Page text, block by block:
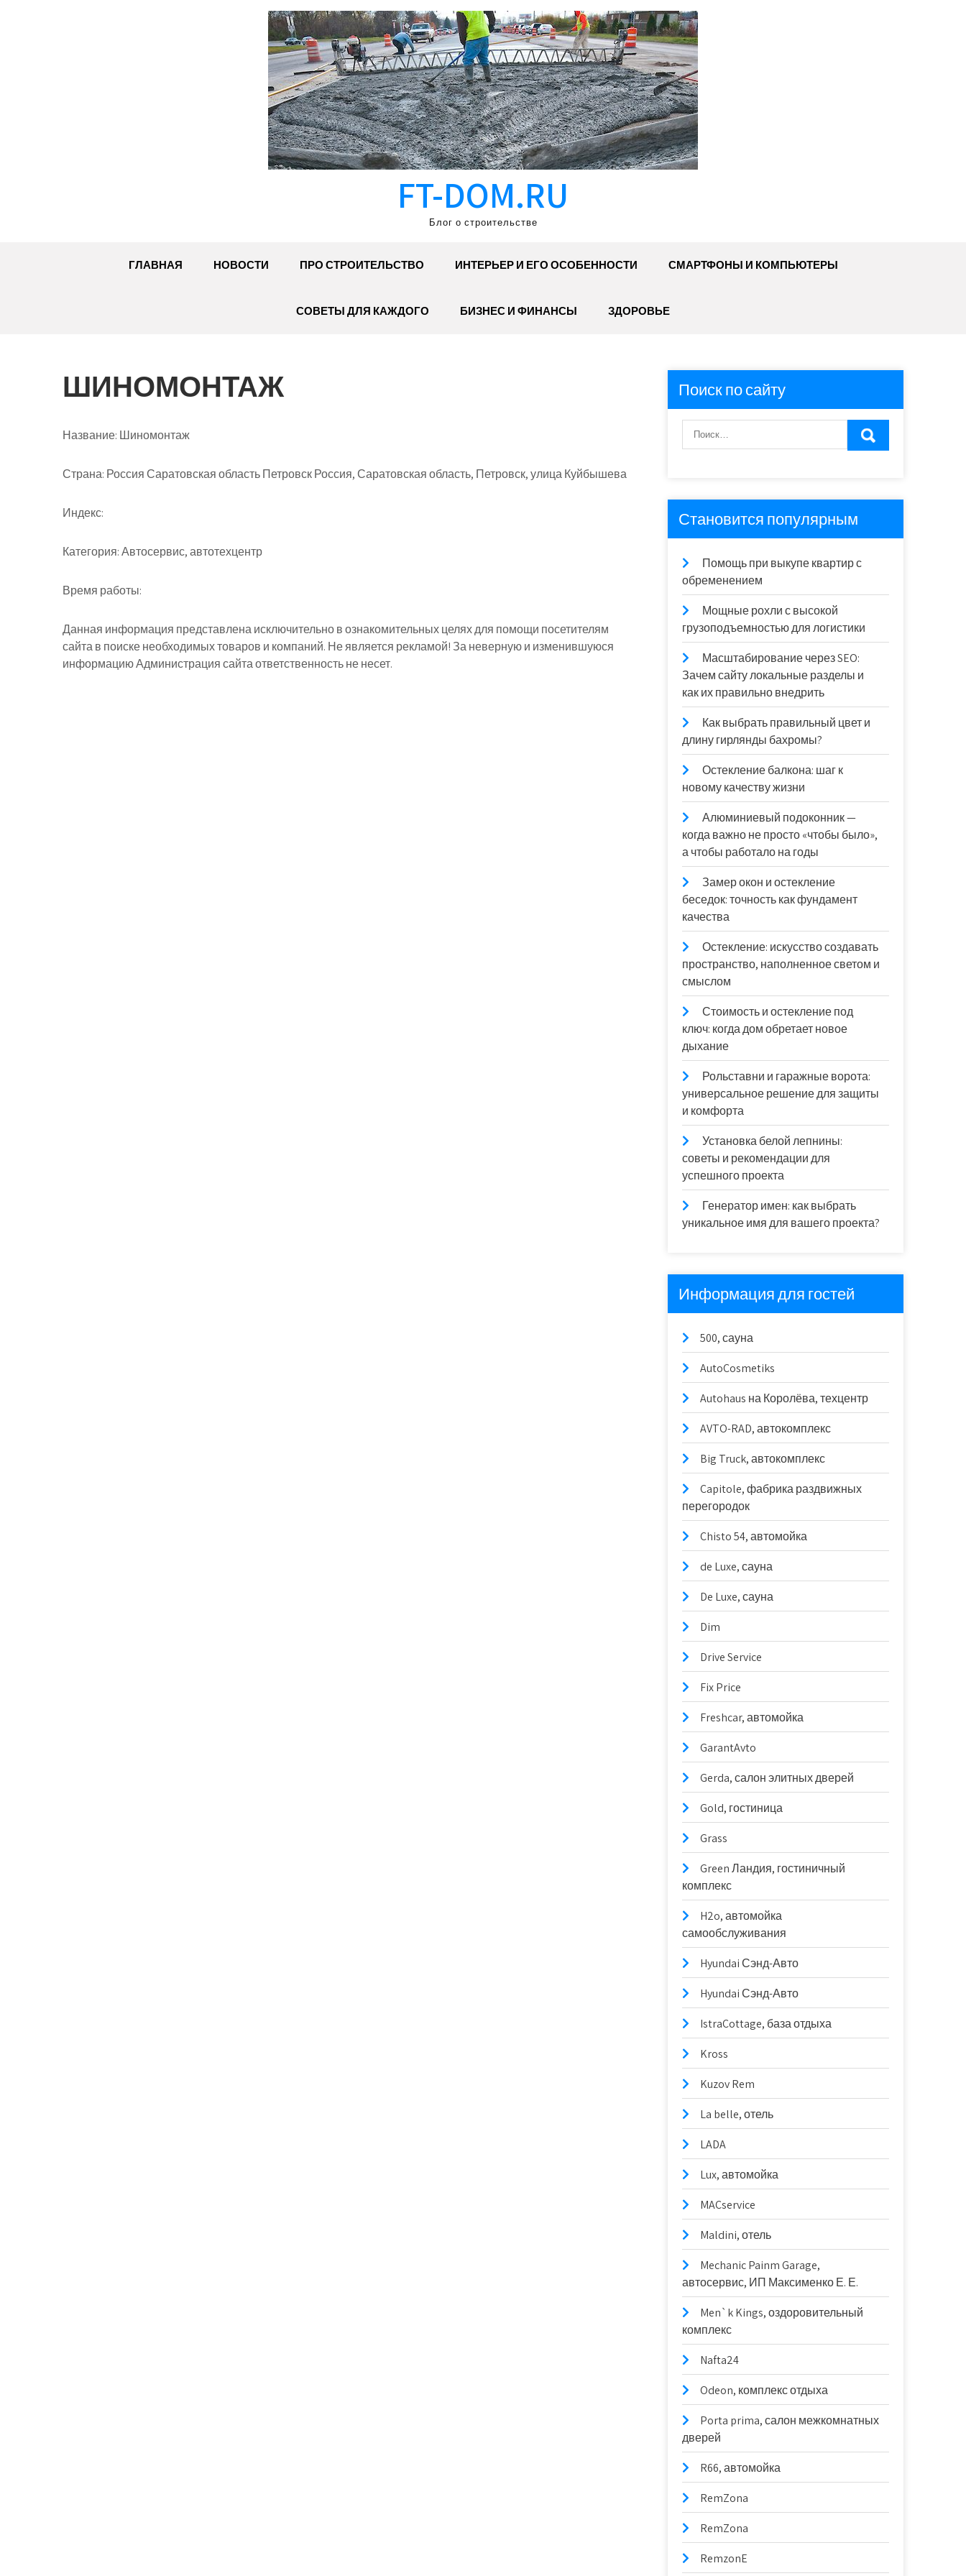
FT-DOM.RU
Блог о строительстве
ГЛАВНАЯ НОВОСТИ ПРО СТРОИТЕЛЬСТВО ИНТЕРЬЕР И ЕГО ОСОБЕННОСТИ СМАРТФОНЫ И КОМПЬЮТЕРЫ
СОВЕТЫ ДЛЯ КАЖДОГО БИЗНЕС И ФИНАНСЫ ЗДОРОВЬЕ
ШИНОМОНТАЖ
Название: Шиномонтаж
Страна: Россия Саратовская область Петровск Россия, Саратовская область, Петровск, улица Куйбышева
Индекс:
Категория:Автосервис, автотехцентр
Время работы:
Данная информация представлена исключительно в ознакомительных целях для помощи посетителям
сайта в поиске необходимых товаров и компаний. Не является рекламой! За неверную и изменившуюся
информацию Администрация сайта ответственность не несет.
Поиск по сайту
Становится популярным
Помощь при выкупе квартир с
обременением
Мощные рохли с высокой
грузоподъемностью для логистики
Масштабирование через SEO:
Зачем сайту локальные разделы и
как их правильно внедрить
Как выбрать правильный цвет и
длину гирлянды бахромы?
Остекление балкона: шаг к
новому качеству жизни
Алюминиевый подоконник —
когда важно не просто «чтобы было»,
а чтобы работало на годы
Замер окон и остекление
беседок: точность как фундамент
качества
Остекление: искусство создавать
пространство, наполненное светом и
смыслом
Стоимость и остекление под
ключ: когда дом обретает новое
дыхание
Рольставни и гаражные ворота:
универсальное решение для защиты
и комфорта
Установка белой лепнины:
советы и рекомендации для
успешного проекта
Генератор имен: как выбрать
уникальное имя для вашего проекта?
Информация для гостей
500, сауна
AutoCosmetiks
Autohaus на Королёва, техцентр
AVTO-RAD, автокомплекс
Big Truck, автокомплекс
Capitole, фабрика раздвижных
перегородок
Chisto 54, автомойка
de Luxe, сауна
De Luxe, сауна
Dim
Drive Service
Fix Price
Freshcar, автомойка
GarantAvto
Gerda, салон элитных дверей
Gold, гостиница
Grass
Green Ландия, гостиничный
комплекс
H2o, автомойка
самообслуживания
Hyundai Сэнд-Авто
Hyundai Сэнд-Авто
IstraCottage, база отдыха
Kross
Kuzov Rem
La belle, отель
LADA
Lux, автомойка
MACservice
Maldini, отель
Mechanic Painm Garage,
автосервис, ИП Максименко Е. Е.
Men`k Kings, оздоровительный
комплекс
Nafta24
Odeon, комплекс отдыха
Porta prima, салон межкомнатных
дверей
R66, автомойка
RemZona
RemZona
RemzonE